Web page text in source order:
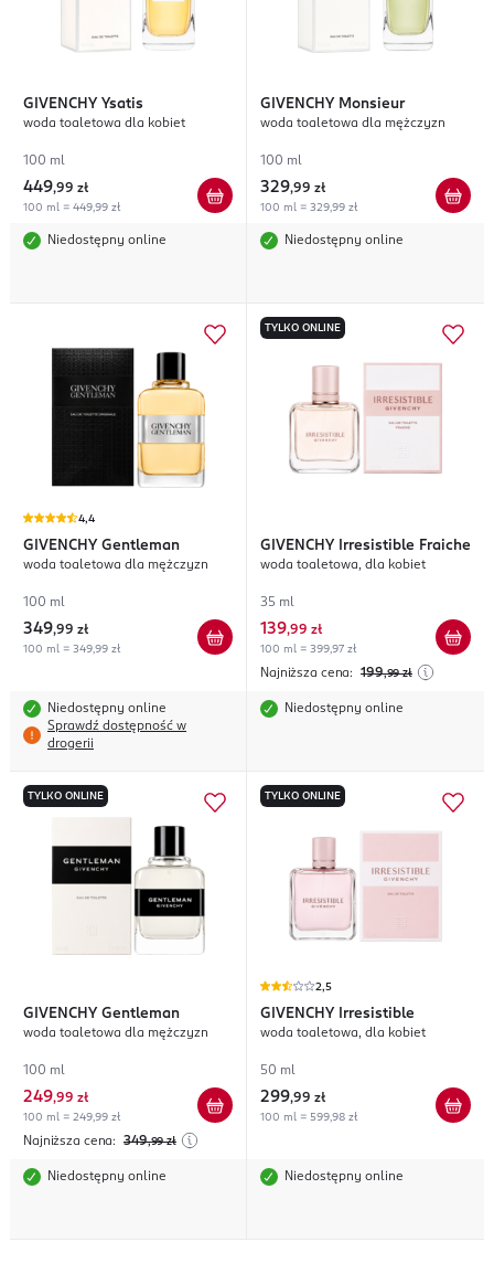
GIVENCHY Ysatis
woda toaletowa dla kobiet
100 ml
449,99 zł
100 ml = 449,99 zł
Niedostępny online
GIVENCHY Monsieur
woda toaletowa dla mężczyzn
100 ml
329,99 zł
100 ml = 329,99 zł
Niedostępny online
4,4
GIVENCHY Gentleman
woda toaletowa dla mężczyzn
100 ml
349,99 zł
100 ml = 349,99 zł
Niedostępny online
Sprawdź dostępność w
drogerii
TYLKO ONLINE
GIVENCHY Irresistible Fraiche
woda toaletowa, dla kobiet
35 ml
139,99 zł
100 ml = 399,97 zł
Najniższa cena: 199,99 zł
Niedostępny online
TYLKO ONLINE
GIVENCHY Gentleman
woda toaletowa dla mężczyzn
100 ml
249,99 zł
100 ml = 249,99 zł
Najniższa cena: 349,99 zł
Niedostępny online
TYLKO ONLINE
2,5
GIVENCHY Irresistible
woda toaletowa, dla kobiet
50 ml
299,99 zł
100 ml = 599,98 zł
Niedostępny online